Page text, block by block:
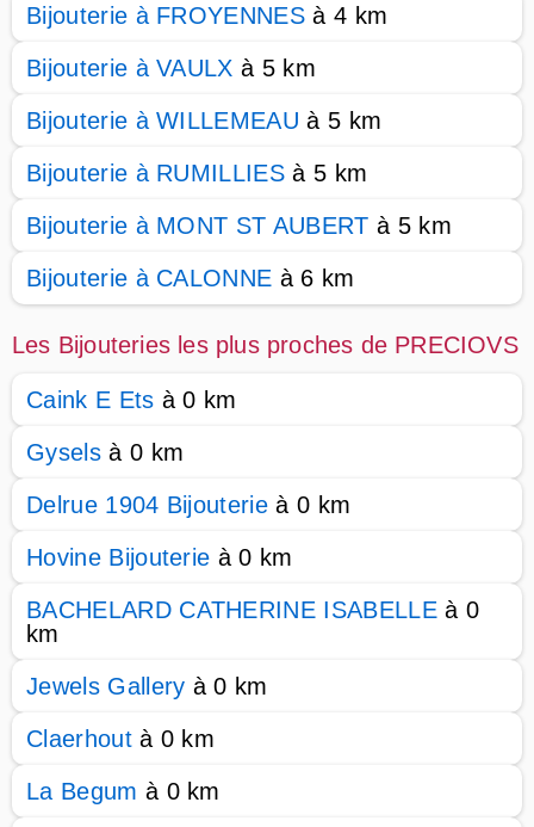
Bijouterie à FROYENNES à 4 km
Bijouterie à VAULX à 5 km
Bijouterie à WILLEMEAU à 5 km
Bijouterie à RUMILLIES à 5 km
Bijouterie à MONT ST AUBERT à 5 km
Bijouterie à CALONNE à 6 km
Les Bijouteries les plus proches de PRECIOVS
Caink E Ets à 0 km
Gyselsà 0 km
Delrue 1904 Bijouterie à 0 km
Hovine Bijouterie à 0 km
BACHELARD CATHERINE ISABELLEà 0
km
Jewels Gallery à 0 km
Claerhoutà 0 km
La Begum à 0 km